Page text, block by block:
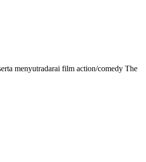
menyutradarai film action/comedy The